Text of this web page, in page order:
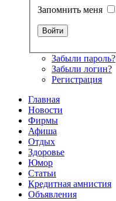
Запомнить меня
Забыли пароль?
Забыли логин?
Регистрация
Главная
Новости
Фирмы
Афиша
Отдых
Здоровье
Юмор
Статьи
Кредитная амнистия
Объявления